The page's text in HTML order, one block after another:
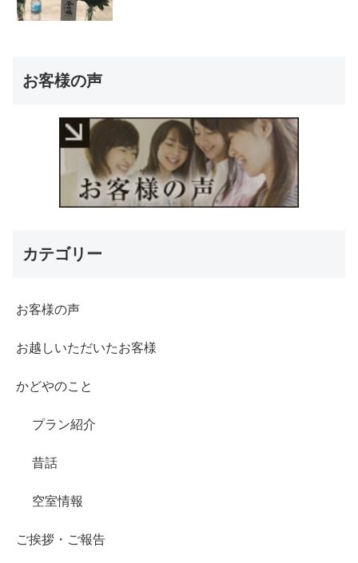
お客様の声
カテゴリー
お客様の声
お越しいただいたお客様
かどやのこと
プラン紹介
昔話
空室情報
ご挨拶・ご報告